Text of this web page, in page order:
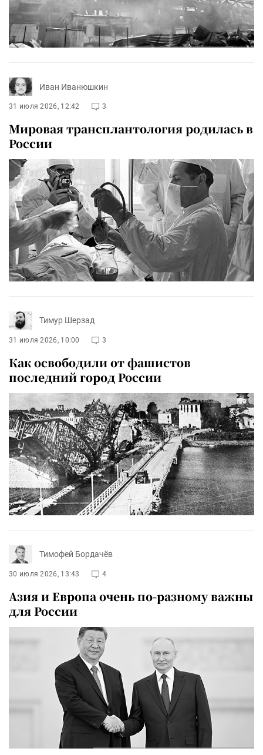
Иван Иванюшкин
31 июля 2026, 12:42 3
Мировая трансплантология родилась в
России
Тимур Шерзад
31 июля 2026, 10:00 3
Как освободили от фашистов
последний город России
Тимофей Бордачёв
30 июля 2026, 13:43 4
Азия и Европа очень по-разному важны
для России